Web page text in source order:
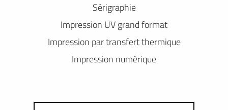
Sérigraphie
Impression UV grand format
Impression par transfert thermique
Impression numérique